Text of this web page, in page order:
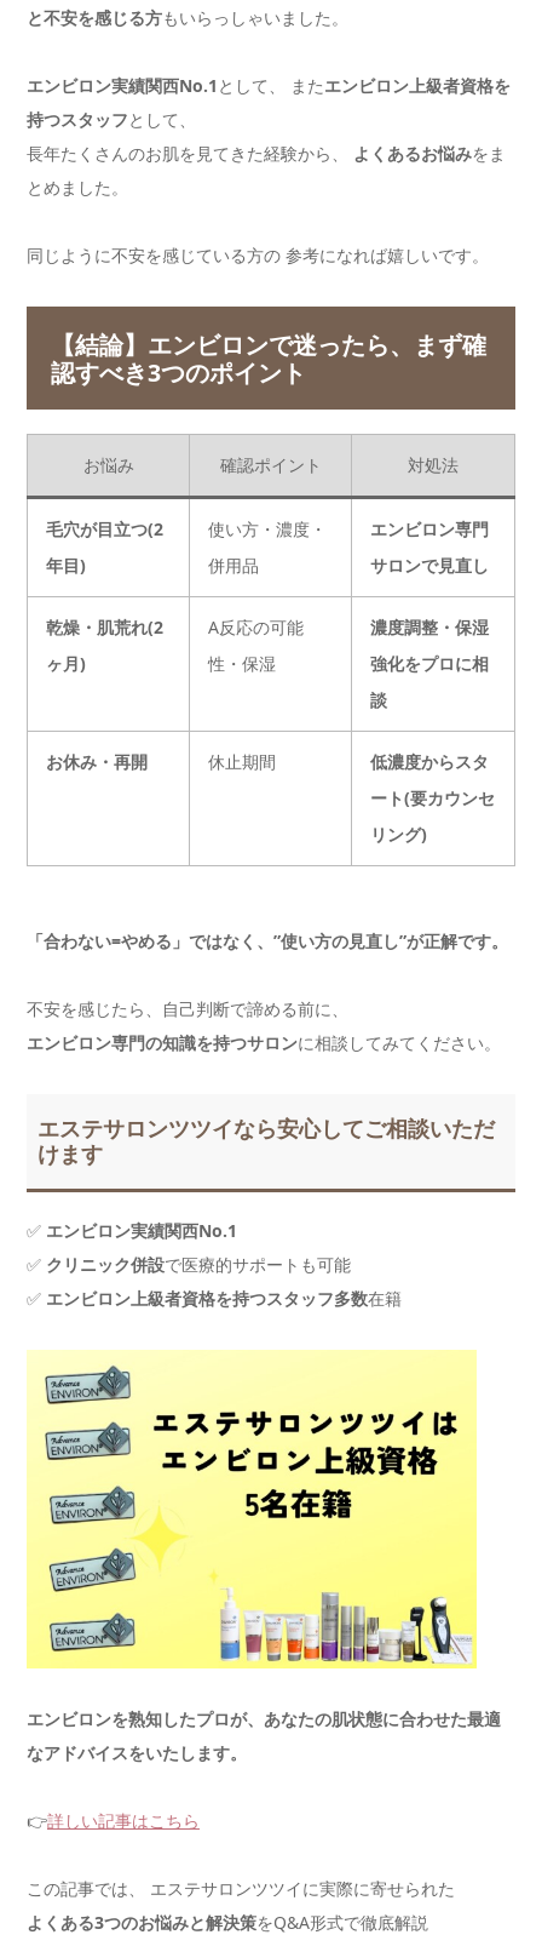
と不安を感じる方もいらっしゃいました。
エンビロン実績関西No.1 として、 またエンビロン上級者資格を
持つスタッフとして、
長年たくさんのお肌を見てきた経験から、 よくあるお悩みをま
とめました。
同じように不安を感じている方の 参考になれば嬉しいです。
【結論】エンビロンで迷ったら、まず確
認すべき3つのポイント
お悩み 確認ポイント 対処法
毛穴が目立つ(2
年目)
使い方・濃度・
併用品
エンビロン専門
サロンで見直し
乾燥・肌荒れ(2
ヶ月)
A反応の可能
性・保湿
濃度調整・保湿
強化をプロに相
談
お休み・再開 休止期間
低濃度からスタ
ート(要カウンセ
リング)
「合わない=やめる」ではなく、”使い方の見直し”が正解です。
不安を感じたら、自己判断で諦める前に、
エンビロン専門の知識を持つサロンに相談してみてください。
エステサロンツツイなら安心してご相談いただ
けます
✅ エンビロン実績関西No.1
✅ クリニック併設で医療的サポートも可能
✅ エンビロン上級者資格を持つスタッフ多数在籍
エンビロンを熟知したプロが、あなたの肌状態に合わせた最適
なアドバイスをいたします。
👉詳しい記事はこちら
この記事では、 エステサロンツツイに実際に寄せられた
よくある3つのお悩みと解決策をQ&A形式で徹底解説